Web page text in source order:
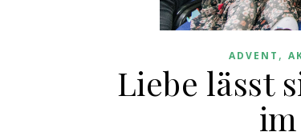
ADVENT ,
Liebe lässt